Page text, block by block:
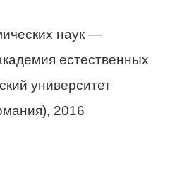
наук —
естественных
университет
2016